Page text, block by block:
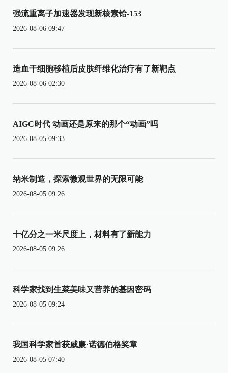
强流重离子加速器发现新核素铪-153
2026-08-06 09:47
造血干细胞移植后皮肤纤维化治疗有了新靶点
2026-08-06 02:30
AIGC时代 动画还是原来的那个“动画”吗
2026-08-05 09:33
纳米制造，探索微观世界的无限可能
2026-08-05 09:26
十亿分之一米尺度上，材料有了新能力
2026-08-05 09:26
科学家找到生菜美味又营养的基因密码
2026-08-05 09:24
我国科学家首获威廉·诺德伯格奖章
2026-08-05 07:40